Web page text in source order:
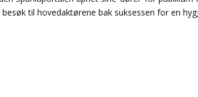
til hovedaktørene bak suksessen for en